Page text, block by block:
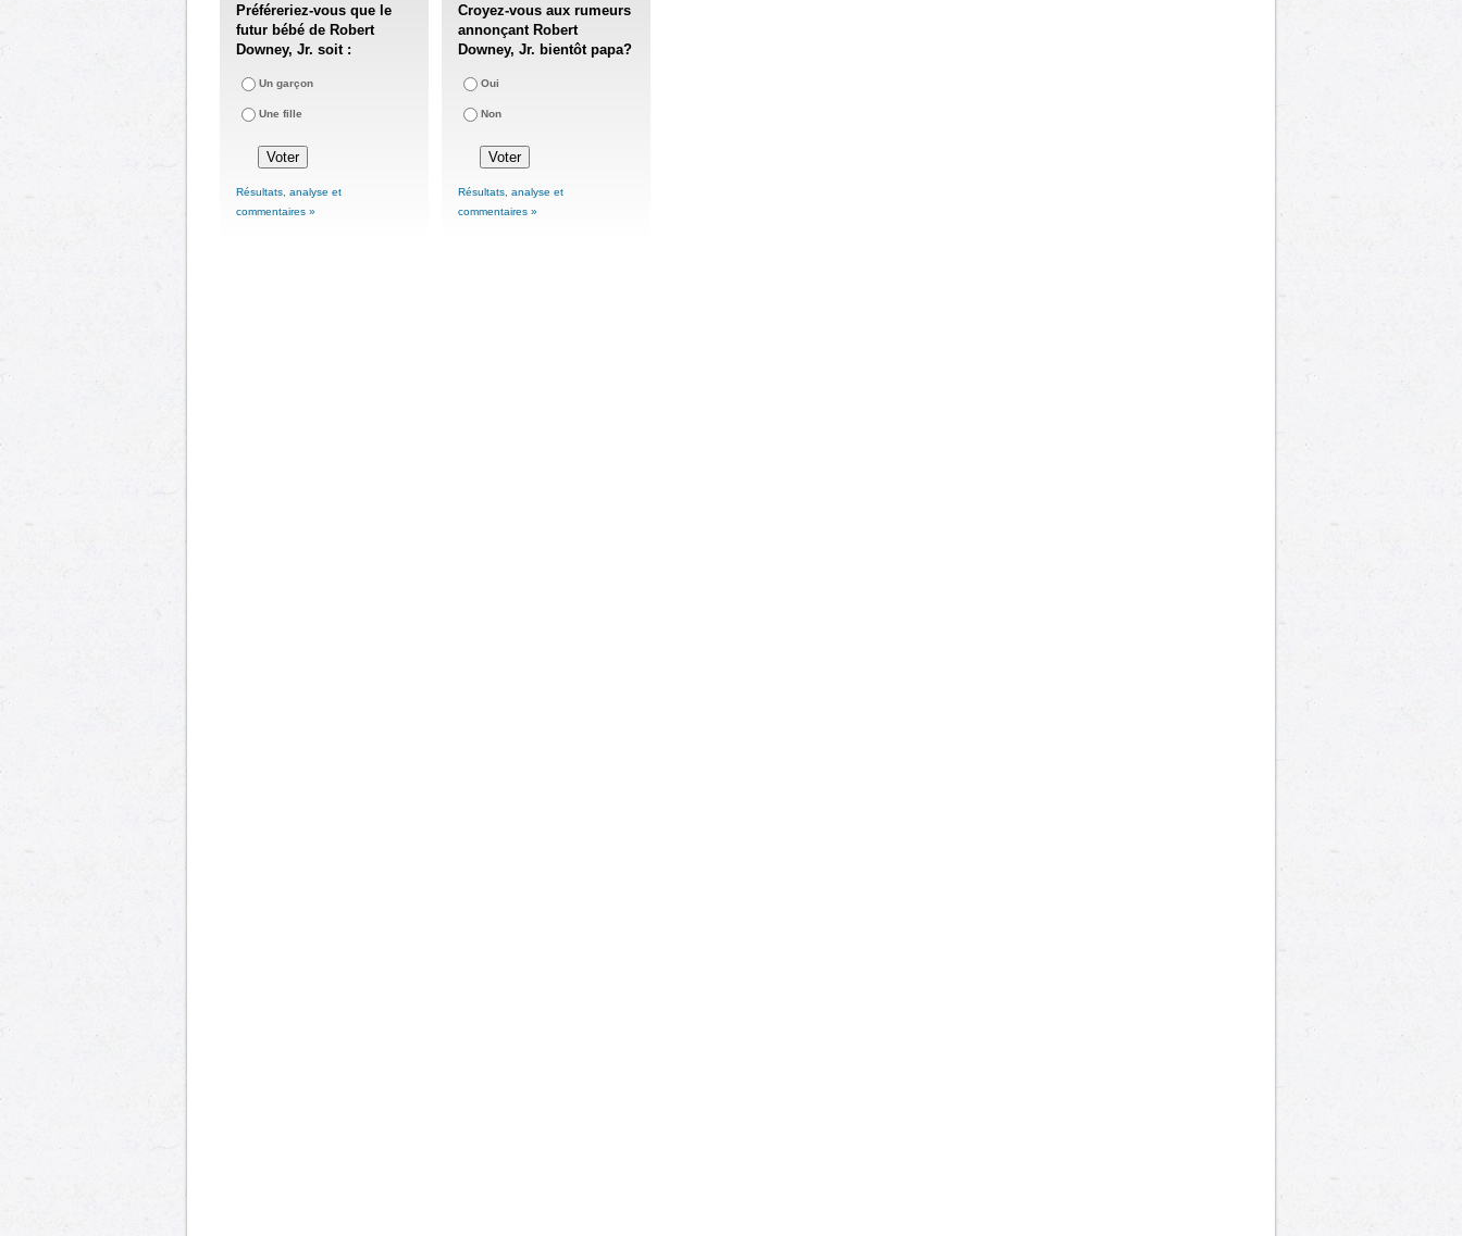
Préféreriez-vous que le
futur bébé de Robert
Downey, Jr. soit :
Un garçon
Une fille
Résultats, analyse et
commentaires »
Croyez-vous aux rumeurs
annonçant Robert
Downey, Jr. bientôt papa?
Oui
Non
Résultats, analyse et
commentaires »